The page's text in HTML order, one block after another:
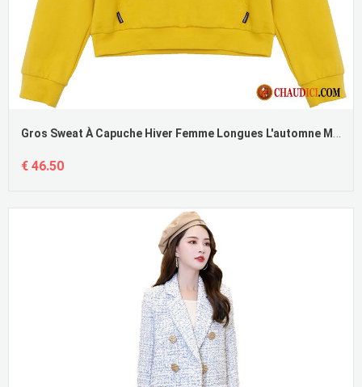
Gros Sweat À Capuche Hiver Femme Longues L'automne Manteau Jaune Tendance
€ 46.50